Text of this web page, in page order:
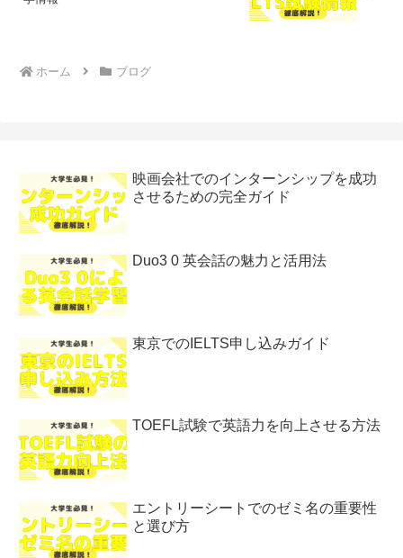
ホーム ブログ
映画会社でのインターンシップを成功
させるための完全ガイド
Duo3 0 英会話の魅力と活用法
東京でのIELTS申し込みガイド
TOEFL試験で英語力を向上させる方法
エントリーシートでのゼミ名の重要性
と選び方